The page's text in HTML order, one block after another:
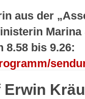
aus der
8.58 bis 9.26: